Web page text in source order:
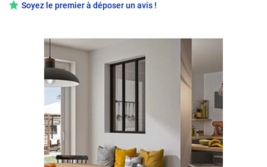
Soyez le premier à déposer un avis !